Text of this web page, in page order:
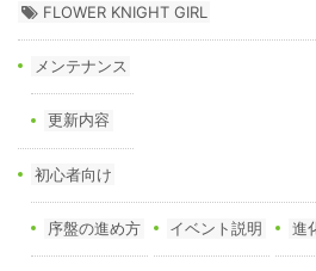
FLOWER KNIGHT GIRL
メンテナンス
更新内容
初心者向け
序盤の進め方 イベント説明 進